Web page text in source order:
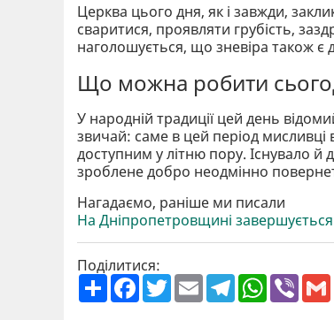
Церква цього дня, як і завжди,
сваритися, проявляти грубість,
наголошується, що зневіра також є
Що можна робити
У народній традиції цей день
звичай: саме в цей період
доступним у літню пору. Існувало й
зроблене добро неодмінно
Нагадаємо, раніше ми писали
На Дніпропетровщині
Поділитися:
П
о
F
a
T
w
E
m
T
e
W
h
V